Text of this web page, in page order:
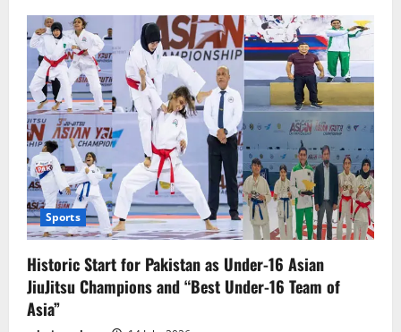
Sports
Historic Start for Pakistan as Under-16 Asian
JiuJitsu Champions and “Best Under-16 Team of
Asia”